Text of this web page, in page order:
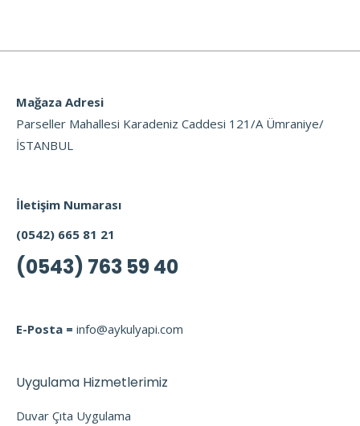
Mağaza Adresi
Parseller Mahallesi Karadeniz Caddesi 121/A Ümraniye/
İSTANBUL
İletişim Numarası
(0542) 665 81 21
(0543) 763 59 40
E-Posta = info@aykulyapi.com
Uygulama Hizmetlerimiz
Duvar Çıta Uygulama